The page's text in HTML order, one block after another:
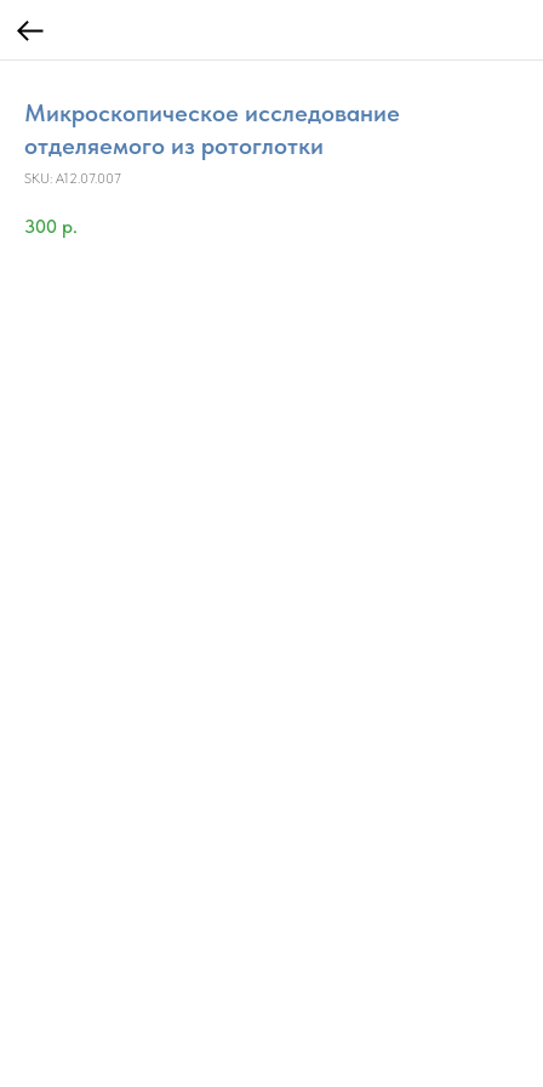
Микроскопическое исследование
отделяемого из ротоглотки
SKU: A12.07.007
300 р.